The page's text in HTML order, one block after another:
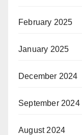
February 2025
January 2025
December 2024
September 2024
August 2024